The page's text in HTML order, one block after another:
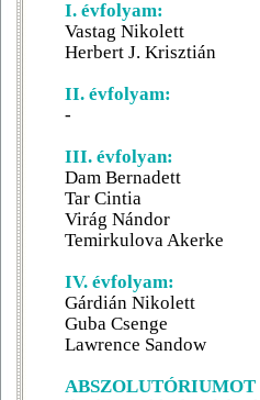
I. évfolyam:
Vastag Nikolett
Herbert J. Krisztián
II. évfolyam:
-
III. évfolyan:
Dam Bernadett
Tar Cintia
Virág Nándor
Temirkulova Akerke
IV. évfolyam:
Gárdián Nikolett
Guba Csenge
Lawrence Sandow